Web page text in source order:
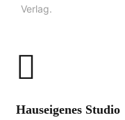
Verlag.
Hauseigenes Studio